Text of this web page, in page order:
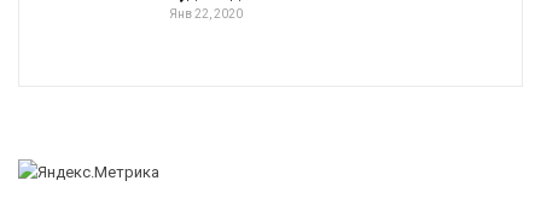
Янв 22, 2020